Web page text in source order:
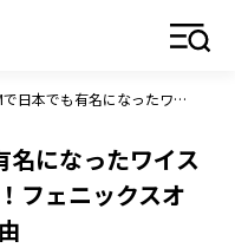
カツラのCMで日本でも有名になったワイスコフ設計のコースで開催！フェニックスオープンが超盛り上がる理由
名になったワイス
フェニックスオ